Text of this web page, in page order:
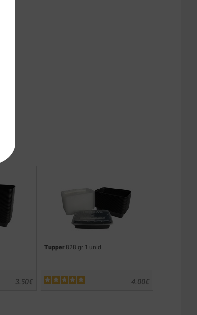
€
3.50
Tupper 828 gr 1 unid.
€
4.00